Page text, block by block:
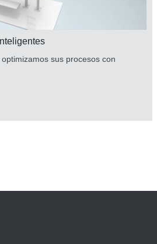
sus procesos con